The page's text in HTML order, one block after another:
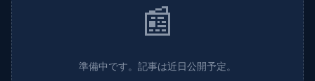
📰
準備中です。記事は近日公開予定。